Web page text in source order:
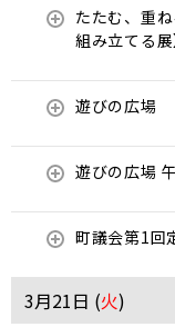
たたむ、重
組み立てる展
遊びの広場
遊びの広場
町議会第1回
3月21日 (火)